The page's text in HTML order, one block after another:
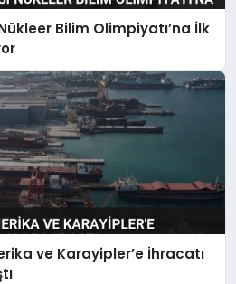
Bilim Olimpiyatı’na İlk
ve Karayipler’e İhracatı